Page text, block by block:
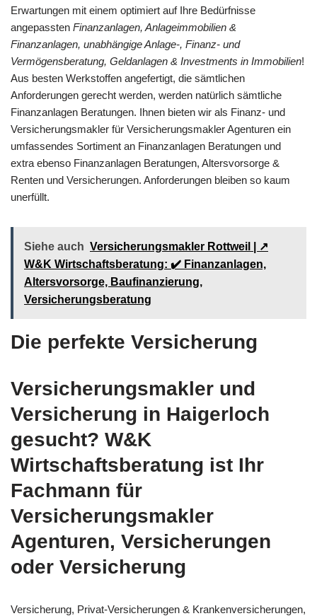
Erwartungen mit einem optimiert auf Ihre Bedürfnisse
angepassten Finanzanlagen, Anlageimmobilien &
Finanzanlagen, unabhängige Anlage-, Finanz- und
Vermögensberatung, Geldanlagen & Investments in Immobilien!
Aus besten Werkstoffen angefertigt, die sämtlichen
Anforderungen gerecht werden, werden natürlich sämtliche
Finanzanlagen Beratungen. Ihnen bieten wir als Finanz- und
Versicherungsmakler für Versicherungsmakler Agenturen ein
umfassendes Sortiment an Finanzanlagen Beratungen und
extra ebenso Finanzanlagen Beratungen, Altersvorsorge &
Renten und Versicherungen. Anforderungen bleiben so kaum
unerfüllt.
Siehe auch Versicherungsmakler Rottweil | ↗️
W&K Wirtschaftsberatung: ✔️ Finanzanlagen,
Altersvorsorge, Baufinanzierung,
Versicherungsberatung
Die perfekte Versicherung
Versicherungsmakler und
Versicherung in Haigerloch
gesucht? W&K
Wirtschaftsberatung ist Ihr
Fachmann für
Versicherungsmakler
Agenturen, Versicherungen
oder Versicherung
Versicherung, Privat-Versicherungen & Krankenversicherungen,